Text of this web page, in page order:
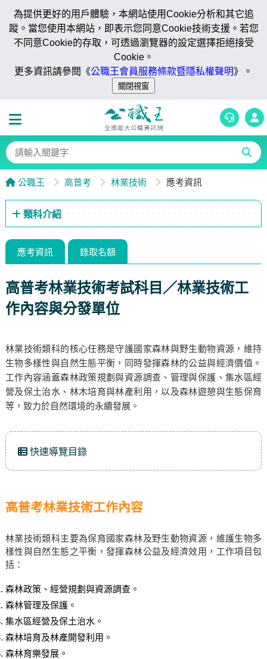
為提供更好的用戶體驗，本網站使用Cookie分析和其它追
蹤。當您使用本網站，即表示您同意Cookie技術支援。若您
不同意Cookie的存取，可透過瀏覽器的設定選擇拒絕接受
Cookie。
更多資訊請參閱《公職王會員服務條款暨隱私權聲明》。
公職王 高普考 林業技術 應考資訊
類科介紹
應考資訊 錄取名額
高普考林業技術考試科目／林業技術工
作內容與分發單位
林業技術類科的核心任務是守護國家森林與野生動物資源，維持
生物多樣性與自然生態平衡，同時發揮森林的公益與經濟價值。
工作內容涵蓋森林政策規劃與資源調查、管理與保護、集水區經
營及保土治水、林木培育與林產利用，以及森林遊憩與生態保育
等，致力於自然環境的永續發展。
快速導覽目錄
高普考林業技術工作內容
林業技術類科主要為保育國家森林及野生動物資源，維護生物多
樣性與自然生態之平衡，發揮森林公益及經濟效用，工作項目包
括：
森林政策、經營規劃與資源調查。
森林管理及保護。
集水區經營及保土治水。
森林培育及林產開發利用。
森林育樂發展。